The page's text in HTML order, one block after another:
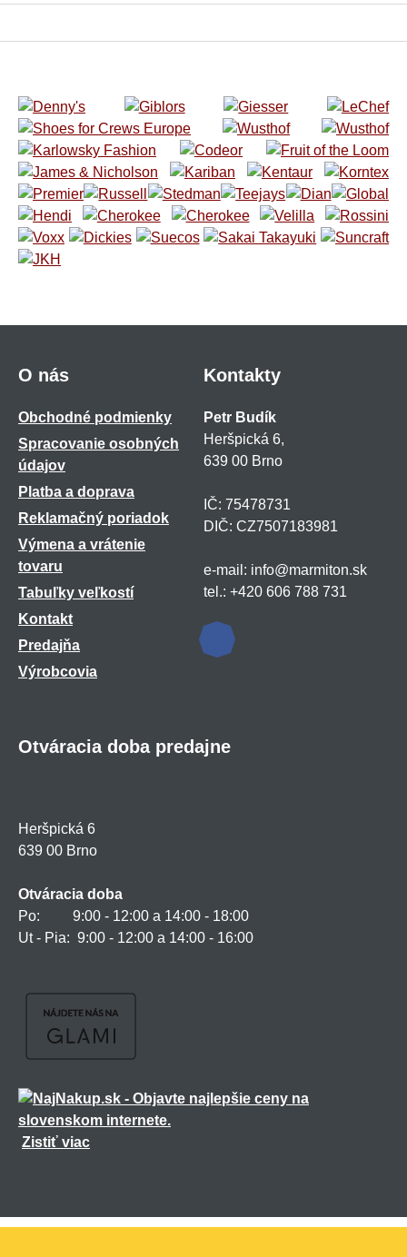
O nás
Obchodné podmienky
Spracovanie osobných
údajov
Platba a doprava
Reklamačný poriadok
Výmena a vrátenie
tovaru
Tabuľky veľkostí
Kontakt
Predajňa
Výrobcovia
Kontakty
Petr Budík
Heršpická 6,
639 00 Brno
IČ: 75478731
DIČ: CZ7507183981
e-mail: info@marmiton.sk
tel.: +420 606 788 731
Otváracia doba predajne
Heršpická 6
639 00 Brno
Otváracia doba
Po: 9:00 - 12:00 a 14:00 - 18:00
Ut - Pia: 9:00 - 12:00 a 14:00 - 16:00
Zistiť viac